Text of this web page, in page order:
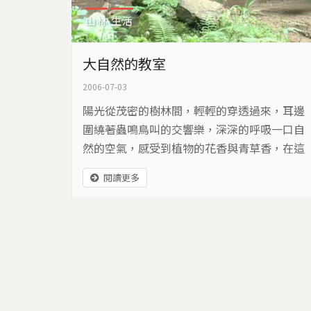
山林 生活
大自然的教室
2006-07-03
陽光從茂密的樹林間，輕輕的穿透過來，耳邊
圍繞著蟲鳴鳥叫的交響樂，深深的呼吸一口自
然的空氣，感受到植物的花香與青草香，在這
片森林中，有一間非常特別的教室。
閱讀更多